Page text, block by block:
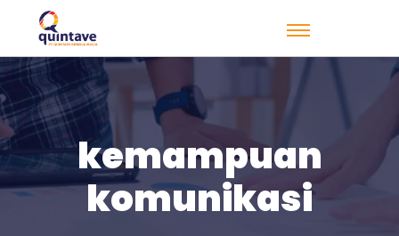
kemampuan
komunikasi